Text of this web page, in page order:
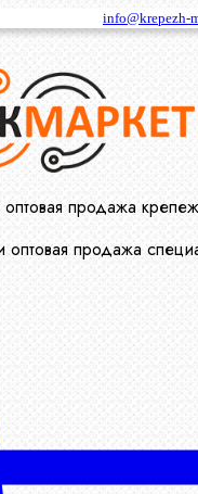
info@krepezh-
продажа
оптовая продажа